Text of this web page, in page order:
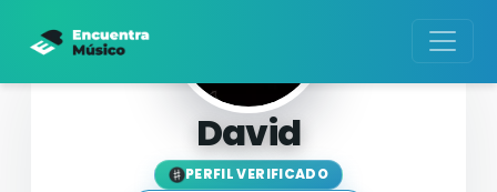
David
PERFIL VERIFICADO